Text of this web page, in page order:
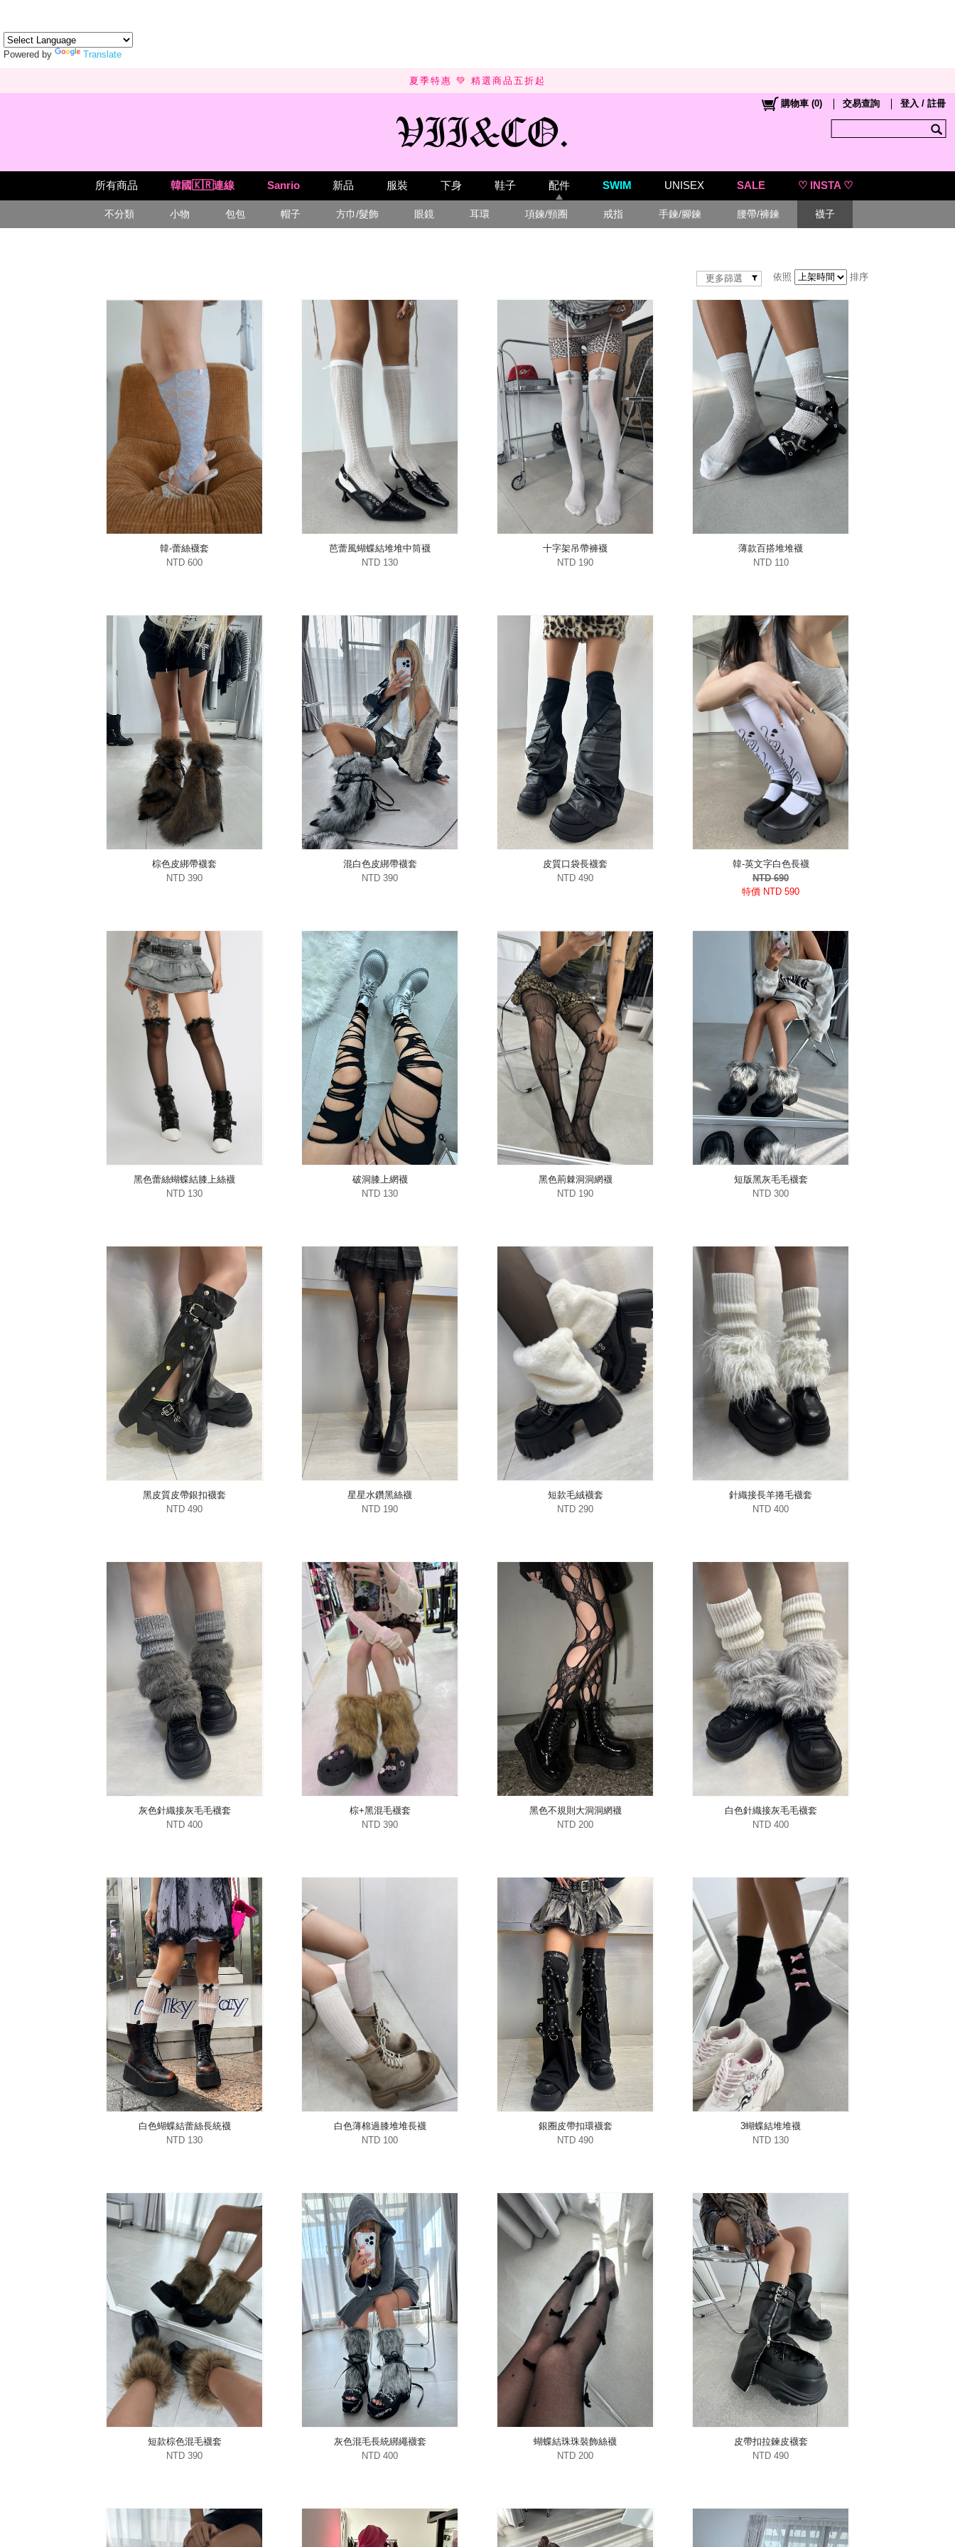
Powered by Translate
SUMMER SALE 💚 UP TO 50% OFF
所有商品 韓國🇰🇷連線 Sanrio 新品 服裝 下身 鞋子 配件 SWIM UNISEX SALE ♡ INSTA ♡
購物車 (0) 交易查詢 登入 / 註冊
不分類 小物 包包 帽子 方巾/髮飾 眼鏡 耳環 項鍊/頸圈 戒指 手鍊/腳鍊 腰帶/褲鍊 襪子
更多篩選 依照 排序
韓-蕾絲襪套
NTD 600
芭蕾風蝴蝶結堆堆中筒襪
NTD 130
十字架吊帶褲襪
NTD 190
薄款百搭堆堆襪
NTD 110
棕色皮綁帶襪套
NTD 390
混白色皮綁帶襪套
NTD 390
皮質口袋長襪套
NTD 490
韓-英文字白色長襪
NTD 690
特價 NTD 590
黑色蕾絲蝴蝶結膝上絲襪
NTD 130
破洞膝上網襪
NTD 130
黑色荊棘洞洞網襪
NTD 190
短版黑灰毛毛襪套
NTD 300
黑皮質皮帶銀扣襪套
NTD 490
星星水鑽黑絲襪
NTD 190
短款毛絨襪套
NTD 290
針織接長羊捲毛襪套
NTD 400
灰色針織接灰毛毛襪套
NTD 400
棕+黑混毛襪套
NTD 390
黑色不規則大洞洞網襪
NTD 200
白色針織接灰毛毛襪套
NTD 400
白色蝴蝶結蕾絲長統襪
NTD 130
白色薄棉過膝堆堆長襪
NTD 100
銀圈皮帶扣環襪套
NTD 490
3蝴蝶結堆堆襪
NTD 130
短款棕色混毛襪套
NTD 390
灰色混毛長統綁繩襪套
NTD 400
蝴蝶結珠珠裝飾絲襪
NTD 200
皮帶扣拉鍊皮襪套
NTD 490